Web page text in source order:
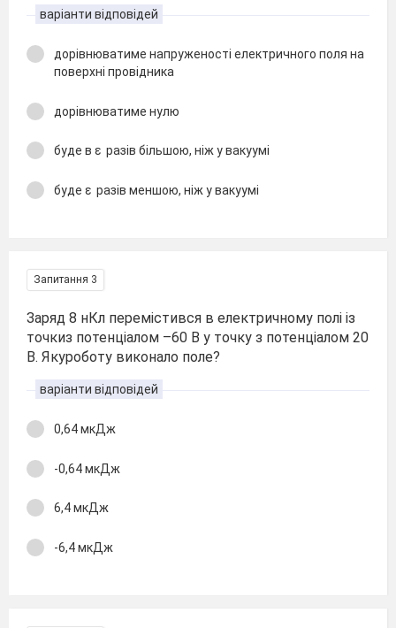
варіанти відповідей
дорівнюватиме напруженості електричного поля на
поверхні провідника
дорівнюватиме нулю
буде в ε разів більшою, ніж у вакуумі
буде ε разів меншою, ніж у вакуумі
Запитання 3
Заряд 8 нКл перемістився в електричному полі із
точкиз потенціалом –60 В у точку з потенціалом 20
В. Якуроботу виконало поле?
варіанти відповідей
0,64 мкДж
-0,64 мкДж
6,4 мкДж
-6,4 мкДж